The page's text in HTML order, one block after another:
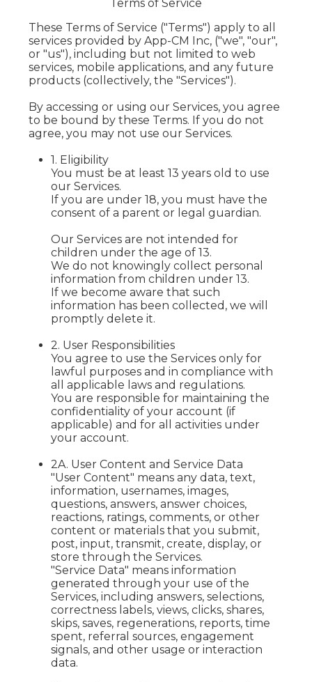
Terms of Service
These Terms of Service ("Terms") apply to all
services provided by App-CM Inc, ("we", "our",
or "us"), including but not limited to web
services, mobile applications, and any future
products (collectively, the "Services").
By accessing or using our Services, you agree
to be bound by these Terms. If you do not
agree, you may not use our Services.
1. Eligibility
You must be at least 13 years old to use
our Services.
If you are under 18, you must have the
consent of a parent or legal guardian.
Our Services are not intended for
children under the age of 13.
We do not knowingly collect personal
information from children under 13.
If we become aware that such
information has been collected, we will
promptly delete it.
2. User Responsibilities
You agree to use the Services only for
lawful purposes and in compliance with
all applicable laws and regulations.
You are responsible for maintaining the
confidentiality of your account (if
applicable) and for all activities under
your account.
2A. User Content and Service Data
"User Content" means any data, text,
information, usernames, images,
questions, answers, answer choices,
reactions, ratings, comments, or other
content or materials that you submit,
post, input, transmit, create, display, or
store through the Services.
"Service Data" means information
generated through your use of the
Services, including answers, selections,
correctness labels, views, clicks, shares,
skips, saves, regenerations, reports, time
spent, referral sources, engagement
signals, and other usage or interaction
data.